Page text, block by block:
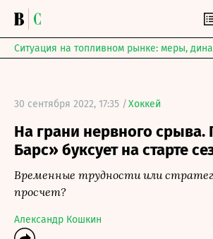
Ситуация на топливном рынке: меры,
30 сентября 2022, 17:35 /Хоккей
На грани нервного срыва.
Барс» буксует на старте
Временные трудности или
просчет?
Александр Кошкин